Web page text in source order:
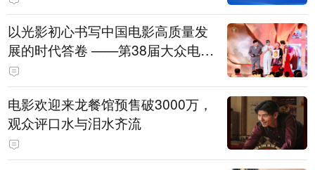
以光影初心书写中国电影高质量发
展的时代答卷 ——第38届大众电影
百花奖系列活动开幕晚会综述
电影欢迎来龙餐馆预售破3000万，
观众评口水与泪水齐流